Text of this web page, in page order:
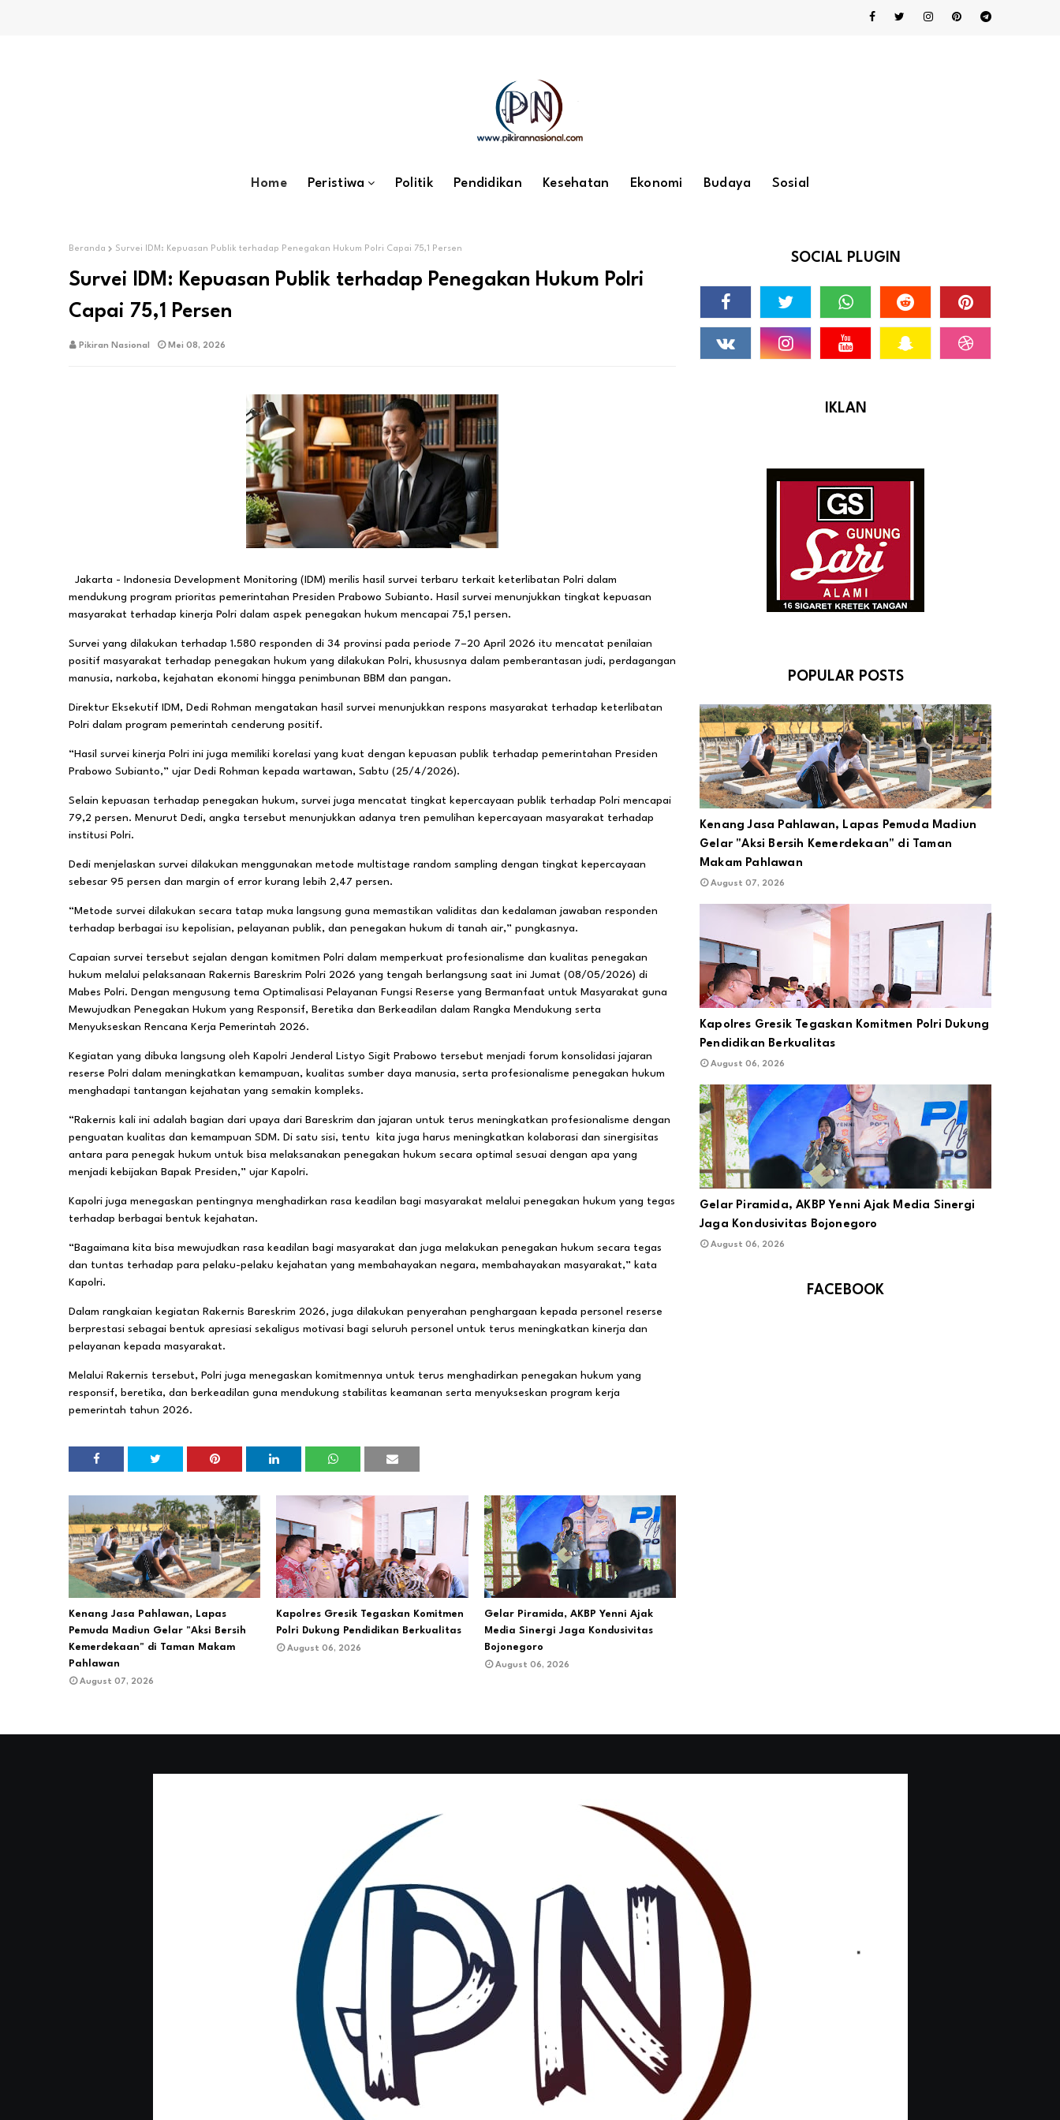
Home Peristiwa Politik Pendidikan Kesehatan Ekonomi Budaya Sosial
Beranda Survei IDM: Kepuasan Publik terhadap Penegakan Hukum Polri Capai 75,1 Persen
Survei IDM: Kepuasan Publik terhadap Penegakan Hukum Polri
Capai 75,1 Persen
Pikiran Nasional Mei 08, 2026
Jakarta - Indonesia Development Monitoring (IDM) merilis hasil survei terbaru terkait keterlibatan Polri dalam
mendukung program prioritas pemerintahan Presiden Prabowo Subianto. Hasil survei menunjukkan tingkat kepuasan
masyarakat terhadap kinerja Polri dalam aspek penegakan hukum mencapai 75,1 persen.
Survei yang dilakukan terhadap 1.580 responden di 34 provinsi pada periode 7–20 April 2026 itu mencatat penilaian
positif masyarakat terhadap penegakan hukum yang dilakukan Polri, khususnya dalam pemberantasan judi, perdagangan
manusia, narkoba, kejahatan ekonomi hingga penimbunan BBM dan pangan.
Direktur Eksekutif IDM, Dedi Rohman mengatakan hasil survei menunjukkan respons masyarakat terhadap keterlibatan
Polri dalam program pemerintah cenderung positif.
“Hasil survei kinerja Polri ini juga memiliki korelasi yang kuat dengan kepuasan publik terhadap pemerintahan Presiden
Prabowo Subianto,” ujar Dedi Rohman kepada wartawan, Sabtu (25/4/2026).
Selain kepuasan terhadap penegakan hukum, survei juga mencatat tingkat kepercayaan publik terhadap Polri mencapai
79,2 persen. Menurut Dedi, angka tersebut menunjukkan adanya tren pemulihan kepercayaan masyarakat terhadap
institusi Polri.
Dedi menjelaskan survei dilakukan menggunakan metode multistage random sampling dengan tingkat kepercayaan
sebesar 95 persen dan margin of error kurang lebih 2,47 persen.
“Metode survei dilakukan secara tatap muka langsung guna memastikan validitas dan kedalaman jawaban responden
terhadap berbagai isu kepolisian, pelayanan publik, dan penegakan hukum di tanah air,” pungkasnya.
Capaian survei tersebut sejalan dengan komitmen Polri dalam memperkuat profesionalisme dan kualitas penegakan
hukum melalui pelaksanaan Rakernis Bareskrim Polri 2026 yang tengah berlangsung saat ini Jumat (08/05/2026) di
Mabes Polri. Dengan mengusung tema Optimalisasi Pelayanan Fungsi Reserse yang Bermanfaat untuk Masyarakat guna
Mewujudkan Penegakan Hukum yang Responsif, Beretika dan Berkeadilan dalam Rangka Mendukung serta
Menyukseskan Rencana Kerja Pemerintah 2026.
Kegiatan yang dibuka langsung oleh Kapolri Jenderal Listyo Sigit Prabowo tersebut menjadi forum konsolidasi jajaran
reserse Polri dalam meningkatkan kemampuan, kualitas sumber daya manusia, serta profesionalisme penegakan hukum
menghadapi tantangan kejahatan yang semakin kompleks.
“Rakernis kali ini adalah bagian dari upaya dari Bareskrim dan jajaran untuk terus meningkatkan profesionalisme dengan
penguatan kualitas dan kemampuan SDM. Di satu sisi, tentu kita juga harus meningkatkan kolaborasi dan sinergisitas
antara para penegak hukum untuk bisa melaksanakan penegakan hukum secara optimal sesuai dengan apa yang
menjadi kebijakan Bapak Presiden,” ujar Kapolri.
Kapolri juga menegaskan pentingnya menghadirkan rasa keadilan bagi masyarakat melalui penegakan hukum yang tegas
terhadap berbagai bentuk kejahatan.
“Bagaimana kita bisa mewujudkan rasa keadilan bagi masyarakat dan juga melakukan penegakan hukum secara tegas
dan tuntas terhadap para pelaku-pelaku kejahatan yang membahayakan negara, membahayakan masyarakat,” kata
Kapolri.
Dalam rangkaian kegiatan Rakernis Bareskrim 2026, juga dilakukan penyerahan penghargaan kepada personel reserse
berprestasi sebagai bentuk apresiasi sekaligus motivasi bagi seluruh personel untuk terus meningkatkan kinerja dan
pelayanan kepada masyarakat.
Melalui Rakernis tersebut, Polri juga menegaskan komitmennya untuk terus menghadirkan penegakan hukum yang
responsif, beretika, dan berkeadilan guna mendukung stabilitas keamanan serta menyukseskan program kerja
pemerintah tahun 2026.
Kenang Jasa Pahlawan, Lapas
Pemuda Madiun Gelar "Aksi Bersih
Kemerdekaan" di Taman Makam
Pahlawan
August 07, 2026
Kapolres Gresik Tegaskan Komitmen
Polri Dukung Pendidikan Berkualitas
August 06, 2026
Gelar Piramida, AKBP Yenni Ajak
Media Sinergi Jaga Kondusivitas
Bojonegoro
August 06, 2026
SOCIAL PLUGIN
IKLAN
POPULAR POSTS
Kenang Jasa Pahlawan, Lapas Pemuda Madiun
Gelar "Aksi Bersih Kemerdekaan" di Taman
Makam Pahlawan
August 07, 2026
Kapolres Gresik Tegaskan Komitmen Polri Dukung
Pendidikan Berkualitas
August 06, 2026
Gelar Piramida, AKBP Yenni Ajak Media Sinergi
Jaga Kondusivitas Bojonegoro
August 06, 2026
FACEBOOK